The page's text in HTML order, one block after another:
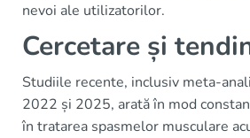
nevoi ale utilizatorilor.
Cercetare și
Studiile recente, inclusiv meta-
2022 și 2025, arată în mod
în tratarea spasmelor musculare